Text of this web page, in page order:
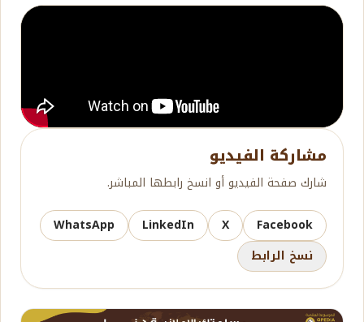
مشاركة الفيديو
شارك صفحة الفيديو أو انسخ رابطها المباشر.
Facebook
X
LinkedIn
WhatsApp
نسخ الرابط